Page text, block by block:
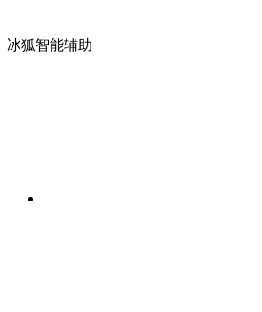
冰狐智能辅助